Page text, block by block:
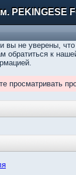
вы не уверены,
обратиться к
просматривать